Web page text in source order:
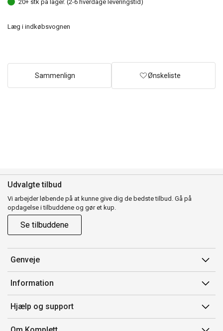
20+ stk på lager. (2-6 hverdage leveringstid)
Læg i indkøbsvognen
Sammenlign Ønskeliste
Udvalgte tilbud
Vi arbejder løbende på at kunne give dig de bedste tilbud. Gå på
opdagelse i tilbuddene og gør et kup.
Se tilbuddene
Genveje
Min side
Ordrehistorik
Gavekort
Information
Salgsbetingelser
Mærker/producent
Hjælp og support
Kontakt os